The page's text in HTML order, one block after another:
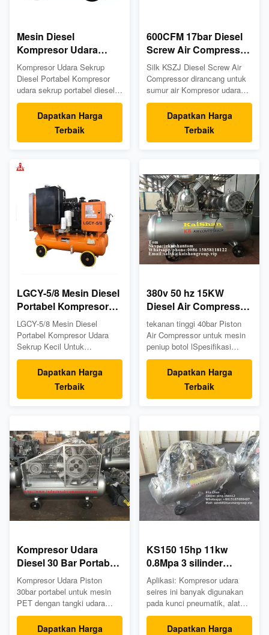
Mesin Diesel
Kompresor Udara
Sekrup Portabel KSZJ-
18/17 195KW Untuk
Pengeboran Sumur Air
KW180 Mahnie
Kompresor Udara Sekrup
Diesel Portabel Kompresor
udara sekrup portabel diesel
Silk banyak diterapkan di
industri, seperti, jalan, kereta
api, tambang, pemeliharaan
air, pembuatan kapal,
dll.Kompresor udara sekrup
efisien ...
Dapatkan Harga
Terbaik
600CFM 17bar Diesel
Screw Air Compressor
Machine Untuk Air
Sumur Bor
Silk KSZJ Diesel Screw Air
Compressor dirancang untuk
sumur air Kompresor udara
sekrup stasioner diesel, yang
banyak digunakan di jalan
raya, kereta api,
pertambangan, pemeliharaan
lainnya. Sangat andal dan
efisien, ...
Dapatkan Harga
Terbaik
LGCY-5/8 Mesin Diesel
Portabel Kompresor
Udara Sekrup Kecil
Untuk Penambangan
LGCY-5/8 Mesin Diesel
Portabel Kompresor Udara
Sekrup Kecil Untuk
Penambangan Lingkup
aplikasi udara sekrup
kompresor: Kompresor udara
sekrup ini banyak digunakan
konstruksi perkotaan, energi,
militer, dan industri lainnya. ...
Dapatkan Harga
Terbaik
380v 50 hz 15KW
Diesel Air Compressor
Untuk Mesin Peniup
Botol
tekanan tinggi 40bar Piston
Air Compressor untuk mesin
peniup botol lSpesifikasi
Model Motor Kekuasaan HP /
KW Silinder DLA * QTY
Kapasitas M3 / menit Kerja
Tekanan MPA Udara Tangki L
730 * 1330 605 Fungsi
Kompresor ...
Dapatkan Harga
Terbaik
Kompresor Udara
Diesel 30 Bar Portabel
Untuk Mesin PET
Dengan Tangki Udara
340L
Kompresor Udara Piston
30bar portabel untuk mesin
PET dengan tangki udara
340L lSpesifikasi Model Motor
Kekuasaan HP / KW Silinder
Dapatkan Harga
KS150 15hp 11kw
0.8Mpa 3 silinder
industri piston
kompresor udara
dengan tangki udara
310L
Aplikasi: Kompresor udara
seires ini banyak digunakan
pada kunci pneumatik, alat
pneumatik, pemompaan ban,
proses peniupan, semprotan,
Dapatkan Harga